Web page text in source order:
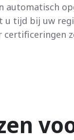
automatisch
u tijd bij uw